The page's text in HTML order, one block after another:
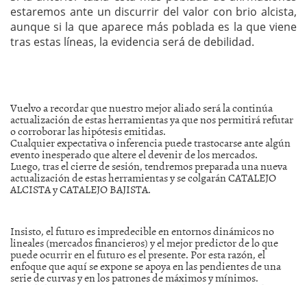
estaremos ante un discurrir del valor con brio alcista,
aunque si la que aparece más poblada es la que viene
tras estas líneas, la evidencia será de debilidad.
Vuelvo a recordar que nuestro mejor aliado será la continúa
actualización de estas herramientas ya que nos permitirá refutar
o corroborar las hipótesis emitidas.
Cualquier expectativa o inferencia puede trastocarse ante algún
evento inesperado que altere el devenir de los mercados.
Luego, tras el cierre de sesión, tendremos preparada una nueva
actualización de estas herramientas y se colgarán CATALEJO
ALCISTA y CATALEJO BAJISTA.
Insisto, el futuro es impredecible en entornos dinámicos no
lineales (mercados financieros) y el mejor predictor de lo que
puede ocurrir en el futuro es el presente. Por esta razón, el
enfoque que aquí se expone se apoya en las pendientes de una
serie de curvas y en los patrones de máximos y mínimos.